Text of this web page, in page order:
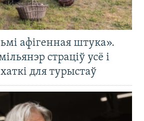
афігенная штука».
страціў усё і
для турыстаў